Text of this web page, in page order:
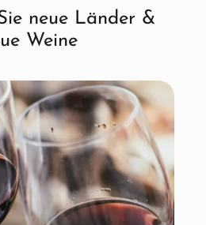
neue Länder &
Weine